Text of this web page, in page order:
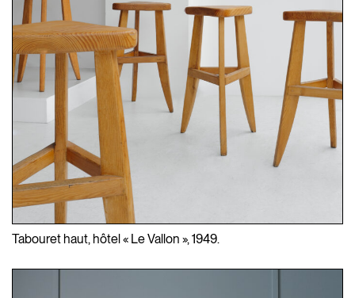
Tabouret haut, hôtel « Le Vallon », 1949.